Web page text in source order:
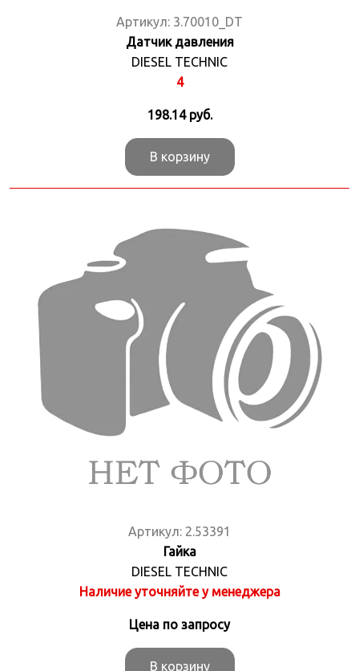
Артикул: 3.70010_DT
Датчик давления
DIESEL TECHNIC
4
198.14руб.
В корзину
Артикул: 2.53391
Гайка
DIESEL TECHNIC
Наличие уточняйте у менеджера
Цена по запросу
В корзину